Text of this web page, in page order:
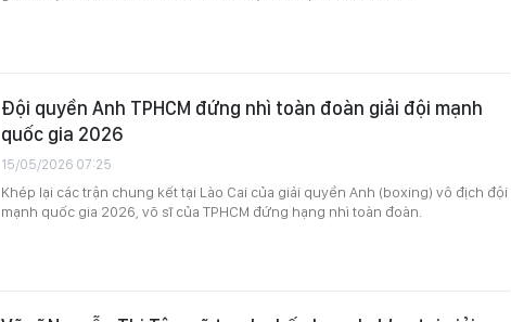
Đội quyền Anh TPHCM đứng nhì toàn đoàn giải đội mạnh
quốc gia 2026
15/05/2026 07:25
Khép lại các trận chung kết tại Lào Cai của giải quyền Anh (boxing) vô địch đội
mạnh quốc gia 2026, võ sĩ của TPHCM đứng hạng nhì toàn đoàn.